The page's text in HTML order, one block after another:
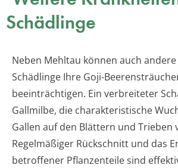
Schädlinge
Neben Mehltau können auch
Schädlinge Ihre Goji-
beeinträchtigen. Ein verbreiteter
Gallmilbe, die charakteristische
Gallen auf den Blättern und Trieben
Regelmäßiger Rückschnitt und das
betroffener Pflanzenteile sind